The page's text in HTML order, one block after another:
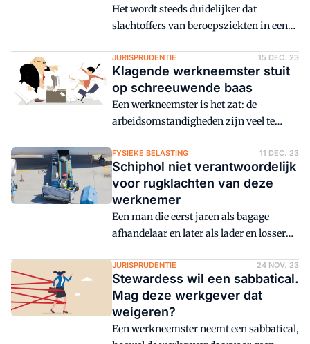
Het wordt steeds duidelijker dat
slachtoffers van beroepsziekten in een
verkeren. Hoe kan dat toch zijn, in onze
mooie rechtsstaat en verzorgingsstaat?
JURISPRUDENTIE 15 DEC. 23
Klagende werkneemster stuit
op schreeuwende baas
Een werkneemster is het zat: de
arbeidsomstandigheden zijn veel te
nog tegen haar. Nu is ze ziek en dat is
zijn schuld, vindt zij.
FYSIEKE BELASTING 11 DEC. 23
Schiphol niet verantwoordelijk
voor rugklachten van deze
werknemer
Een man die eerst jaren als bagage-
afhandelaar en later als lader en losser
Schiphol, eist een flinke
schadevergoeding van Schiphol. Maakt
hij een kans?
JURISPRUDENTIE 24 NOV. 23
Stewardess wil een sabbatical.
Mag deze werkgever dat
weigeren?
Een werkneemster neemt een sabbatical,